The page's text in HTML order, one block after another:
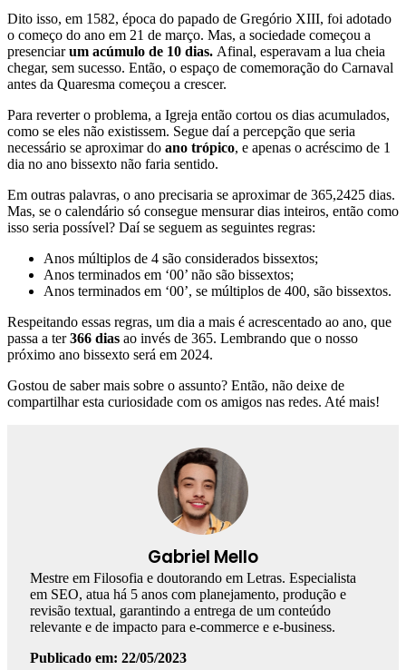
Dito isso, em 1582, época do papado de Gregório XIII, foi adotado
o começo do ano em 21 de março. Mas, a sociedade começou a
presenciarum acúmulo de 10 dias. Afinal, esperavam a lua cheia
chegar, sem sucesso. Então, o espaço de comemoração do Carnaval
antes da Quaresma começou a crescer.
Para reverter o problema, a Igreja então cortou os dias acumulados,
como se eles não existissem. Segue daí a percepção que seria
necessário se aproximar do ano trópico, e apenas o acréscimo de 1
dia no ano bissexto não faria sentido.
Em outras palavras, o ano precisaria se aproximar de 365,2425 dias.
Mas, se o calendário só consegue mensurar dias inteiros, então como
isso seria possível? Daí se seguem as seguintes regras:
Anos múltiplos de 4 são considerados bissextos;
Anos terminados em ‘00’ não são bissextos;
Anos terminados em ‘00’, se múltiplos de 400, são bissextos.
Respeitando essas regras, um dia a mais é acrescentado ao ano, que
passa a ter366 dias ao invés de 365. Lembrando que o nosso
próximo ano bissexto será em 2024.
Gostou de saber mais sobre o assunto? Então, não deixe de
compartilhar esta curiosidade com os amigos nas redes. Até mais!
Gabriel Mello
Mestre em Filosofia e doutorando em Letras. Especialista
em SEO, atua há 5 anos com planejamento, produção e
revisão textual, garantindo a entrega de um conteúdo
relevante e de impacto para e-commerce e e-business.
Publicado em: 22/05/2023